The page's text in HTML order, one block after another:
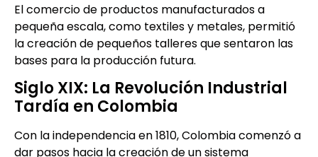
El comercio de productos manufacturados a
pequeña escala, como textiles y metales, permitió
la creación de pequeños talleres que sentaron las
bases para la producción futura.
Siglo XIX: La Revolución Industrial
Tardía en Colombia
Con la independencia en 1810, Colombia comenzó a
dar pasos hacia la creación de un sistema